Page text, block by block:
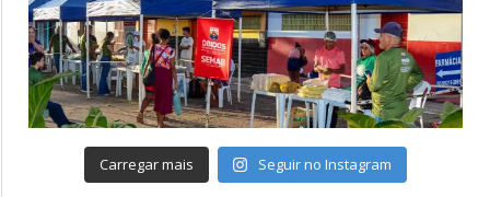
Carregar mais Seguir no Instagram